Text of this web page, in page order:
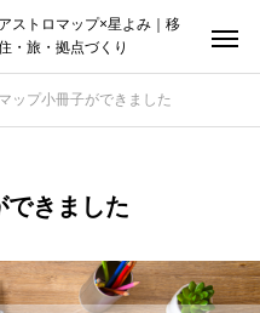
アストロマップ×星よみ｜移
・旅・拠点づくり
ップ小冊子ができました
できました